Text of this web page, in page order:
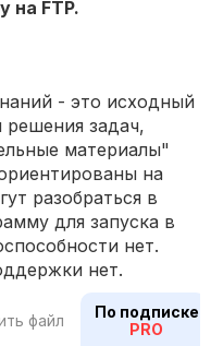
на FTP.
- это исходный
задач,
материалы"
на
разобраться в
для запуска в
нет.
нет.
файл
По подписке
PRO